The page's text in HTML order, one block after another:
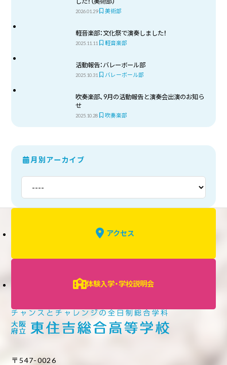
2026.01.29 美術部
軽音楽部：文化祭で演奏しました！
2025.11.11 軽音楽部
活動報告：バレーボール部
2025.10.31 バレーボール部
吹奏楽部、9月の活動報告と演奏会出演のお知ら
せ
2025.10.28 吹奏楽部
月別アーカイブ
アクセス
体験入学・学校説明会
〒547-0026